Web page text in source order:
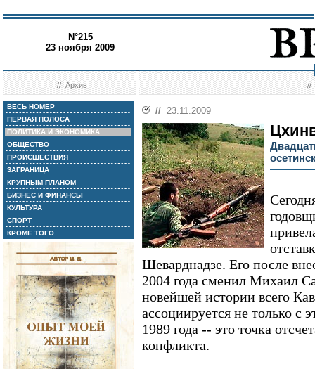
N°215
23 ноября 2009
//Архив //
ВЕСЬ НОМЕР
ПЕРВАЯ ПОЛОСА
ПОЛИТИКА И ЭКОНОМИКА
ОБЩЕСТВО
ПРОИСШЕСТВИЯ
ЗАГРАНИЦА
КРУПНЫМ ПЛАНОМ
БИЗНЕС И ФИНАНСЫ
КУЛЬТУРА
СПОРТ
КРОМЕ ТОГО
// 23.11.2009
Шеварднадзе. Его после
2004 года сменил Михаил
новейшей истории всего
ассоциируется не только с
1989 года -- это точка
конфликта.